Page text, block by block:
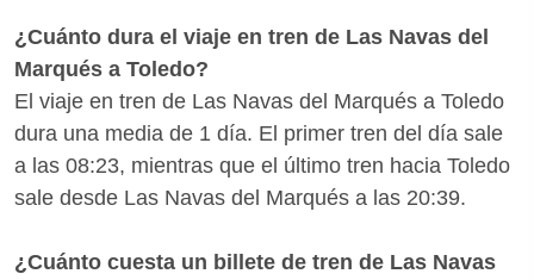
¿Cuánto dura el viaje en tren de Las Navas del
Marqués a Toledo?
El viaje en tren de Las Navas del Marqués a Toledo
dura una media de 1 día. El primer tren del día sale
a las 08:23, mientras que el último tren hacia Toledo
sale desde Las Navas del Marqués a las 20:39.
¿Cuánto cuesta un billete de tren de Las Navas